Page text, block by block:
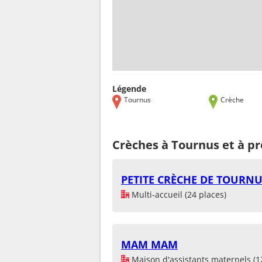
Légende
Tournus Crèche
Crèches à Tournus et à
PETITE CRÈCHE DE
Multi-accueil (24 places)
MAM MAM
Maison d'assistants maternels